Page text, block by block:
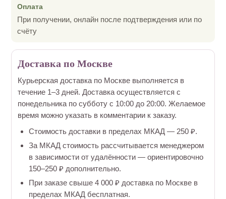
Оплата
При получении, онлайн после подтверждения или по
счёту
Доставка по Москве
Курьерская доставка по Москве выполняется в
течение 1–3 дней. Доставка осуществляется с
понедельника по субботу с 10:00 до 20:00. Желаемое
время можно указать в комментарии к заказу.
Стоимость доставки в пределах МКАД — 250 ₽.
За МКАД стоимость рассчитывается менеджером
в зависимости от удалённости — ориентировочно
150–250 ₽ дополнительно.
При заказе свыше 4 000 ₽ доставка по Москве в
пределах МКАД бесплатная.